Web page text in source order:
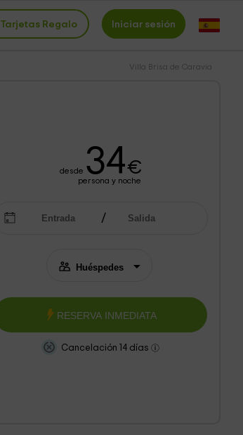
Tarjetas Regalo Iniciar sesión
Villa Brisa de Caravia
desde 34€
persona y noche
RESERVA INMEDIATA
Cancelación 14 días